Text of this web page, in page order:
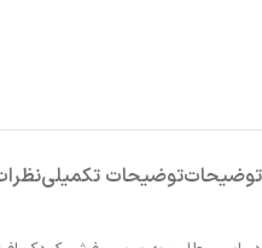
توضیحاتتوضیحات تکمیلی